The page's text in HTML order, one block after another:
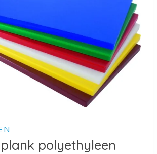
polyethyleen